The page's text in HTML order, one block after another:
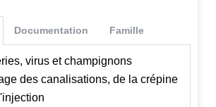
virus et champignons
des canalisations, de la crépine
Documentation Famille